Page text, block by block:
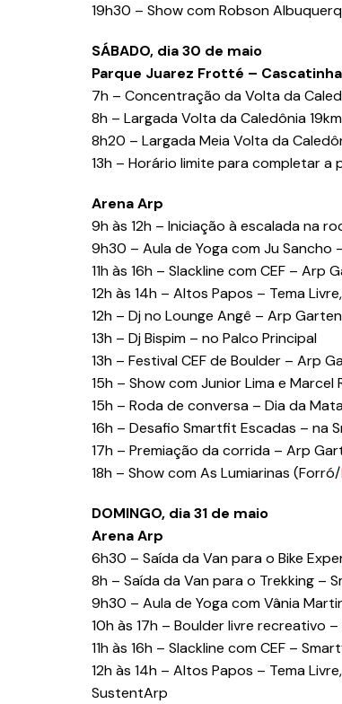
19h30 – Show com Robson
SÁBADO, dia 30 de maio
Parque Juarez Frotté – Cascatinha
7h – Concentração da Volta da
8h – Largada Volta da Caledônia 19km
8h20 – Largada Meia Volta da
13h – Horário limite para completar a
Arena Arp
9h às 12h – Iniciação à escalada na
9h30 – Aula de Yoga com Ju Sancho
11h às 16h – Slackline com CEF – Arp
12h às 14h – Altos Papos – Tema
12h – Dj no Lounge Angê – Arp Garten
13h – Dj Bispim – no Palco Principal
13h – Festival CEF de Boulder – Arp
15h – Show com Junior Lima e
15h – Roda de conversa – Dia da
16h – Desafio Smartfit Escadas – na
17h – Premiação da corrida – Arp
18h – Show com As Lumiarinas (Forró/
DOMINGO, dia 31 de maio
Arena Arp
6h30 – Saída da Van para o Bike
8h – Saída da Van para o Trekking –
9h30 – Aula de Yoga com Vânia
10h às 17h – Boulder livre recreativo
11h às 16h – Slackline com CEF –
12h às 14h – Altos Papos – Tema
SustentArp